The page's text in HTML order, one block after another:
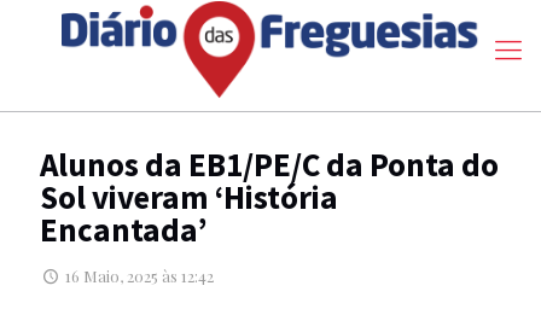
Alunos da EB1/PE/C da Ponta do
Sol viveram ‘História
Encantada’
16 Maio, 2025 às 12:42